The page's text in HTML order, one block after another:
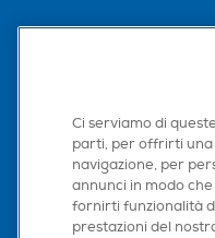
Scarica la nostra app
Ci serviamo di
parti, per offrirti una
navigazione, per
annunci in modo
fornirti funzionalità
prestazioni del